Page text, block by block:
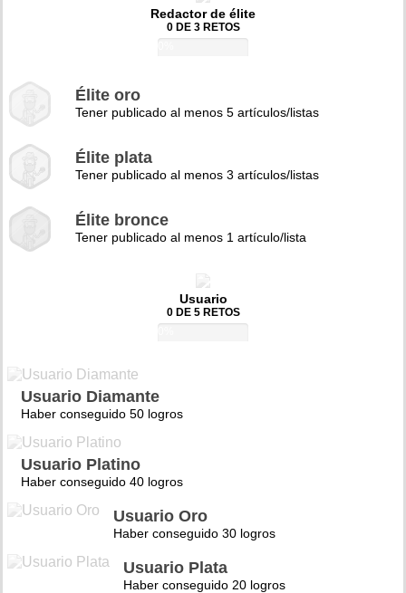
Redactor de élite
0 DE 3 RETOS
Élite oro
Tener publicado al menos 5 artículos/listas
Élite plata
Tener publicado al menos 3 artículos/listas
Élite bronce
Tener publicado al menos 1 artículo/lista
Usuario
0 DE 5 RETOS
Usuario Diamante
Haber conseguido 50 logros
Usuario Platino
Haber conseguido 40 logros
Usuario Oro
Haber conseguido 30 logros
Usuario Plata
Haber conseguido 20 logros